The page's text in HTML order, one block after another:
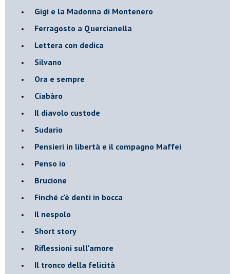
Gigi e la Madonna di Montenero
Ferragosto a Quercianella
Lettera con dedica
Silvano
Ora e sempre
Ciabàro
Il diavolo custode
Sudario
Pensieri in libertà e il compagno Maffei
Penso io
Brucione
Finché c'è denti in bocca
Il nespolo
Short story
Riflessioni sull'amore
Il tronco della felicità